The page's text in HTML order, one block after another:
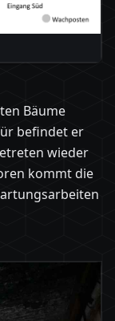
Bäume
befindet er
wieder
kommt die